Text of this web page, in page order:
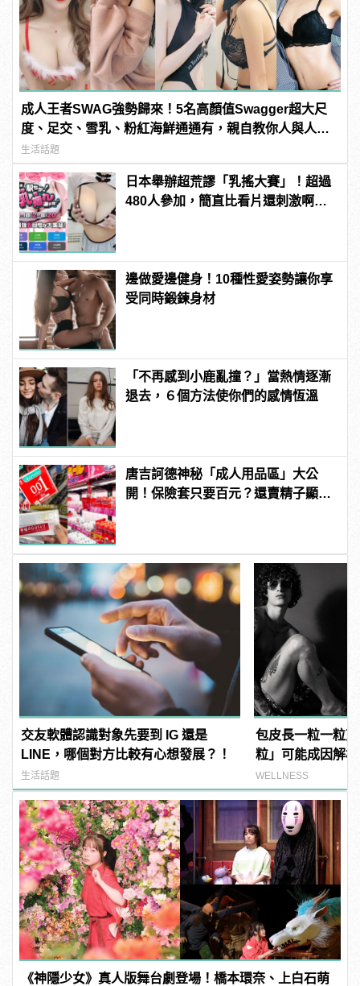
成人王者SWAG強勢歸來！5名高顏值Swagger超大尺
度、足交、雪乳、粉紅海鮮通通有，親自教你人與人的
連結！ | manfashion這樣變型男
生活話題
日本舉辦超荒謬「乳搖大賽」！超過
480人參加，簡直比看片還刺激啊！ |
邊做愛邊健身！10種性愛姿勢讓你享
受同時鍛鍊身材
「不再感到小鹿亂撞？」當熱情逐漸
退去，６個方法使你們的感情恆溫
唐吉訶德神秘「成人用品區」大公
開！保險套只要百元？還賣精子顯微
交友軟體認識對象先要到 IG 還是
LINE，哪個對方比較有心想發展？！
生活話題
包皮長一粒一粒
粒」可能成因解
病！
WELLNESS
《神隱少女》真人版舞台劇登場！橋本環奈、上白石萌